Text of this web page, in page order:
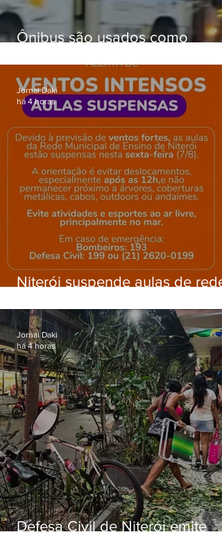
Ônibus são usados como
Gardênia Azul
Niterói suspende aulas de rede
ventos fortes nesta sexta (7)
Jornal Daki
há 4 horas
Defesa Civil de Niterói emite
Jornal Daki
há 4 horas